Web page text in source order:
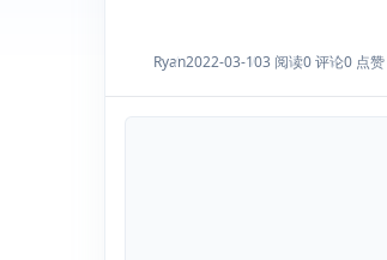
Ryan2022-03-103 阅读0 评论0 点赞